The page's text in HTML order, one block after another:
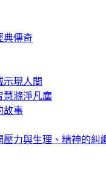
典傳奇
示現人間
慧滌淨凡塵
故事
力與生理、精神的糾